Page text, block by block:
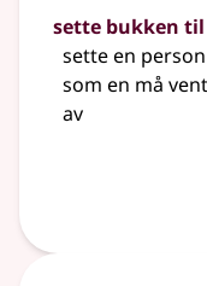
sette bukken til
sette en
som en må
av